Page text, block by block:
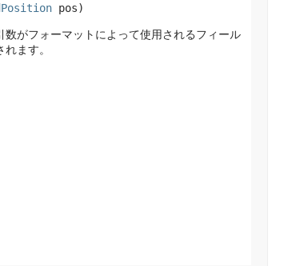
pos)
数がフォーマットによって使用されるフィール
ます。